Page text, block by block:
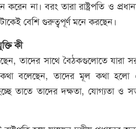
না। বরং তারা রাষ্ট্রপতি ও
বেশি গুরুত্বপূর্ণ মনে করছেন।
কী
তাদের সাথে বৈঠকগুলোতে যারা
কথা বলেছেন, তাদের মূল কথা
হচ্ছে তাতে তাদের দক্ষতা, যোগ্যতা ও